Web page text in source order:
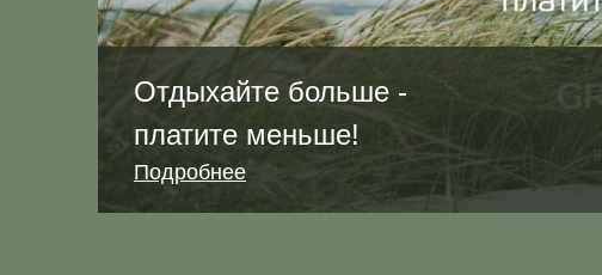
Отдыхайте больше -
платите меньше!
Подробнее